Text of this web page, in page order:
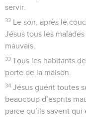
servir.
32 Le soir, après le
Jésus tous les
mauvais.
33 Tous les habitants
porte de la maison.
34 Jésus guérit toutes
beaucoup d’esprits
parce qu’ils savent qui